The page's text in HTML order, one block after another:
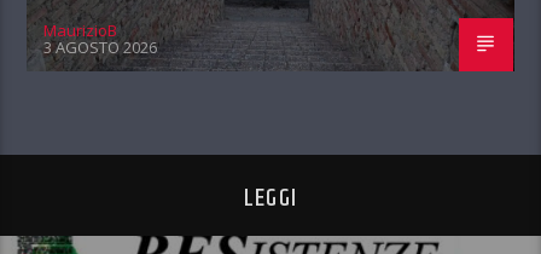
MaurizioB
3 AGOSTO 2026
LEGGI